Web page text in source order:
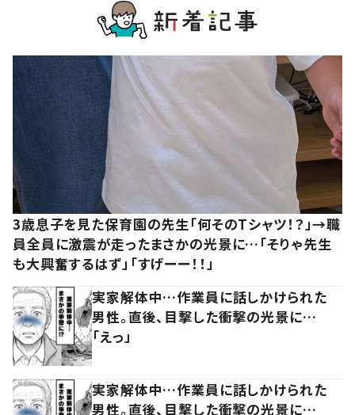
3歳息子を見た保育園の先生「何そのTシャツ！？」→職
員全員に激震が走ったまさかの光景に…「そりゃ先生
も大興奮するはず」「すげーー！！」
実家解体中…作業員に話しかけられた
男性。直後、目撃した衝撃の光景に…
「えっ」
実家解体中…作業員に話しかけられた
男性。直後、目撃した衝撃の光景に…